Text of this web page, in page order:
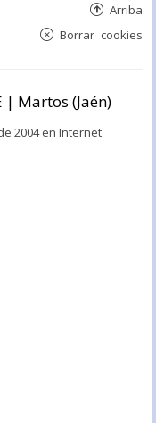
Arriba
Borrar cookies
| Martos (Jaén)
2004 en Internet